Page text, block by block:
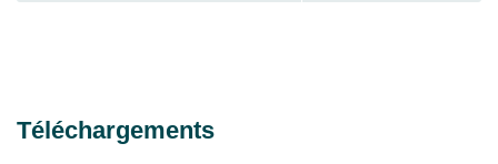
Téléchargements